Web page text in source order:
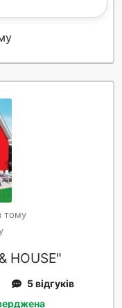
тому
HOUSE"
5 відгуків